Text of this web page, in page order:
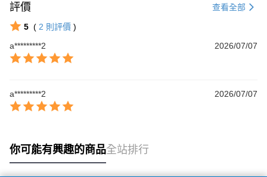
評價 查看全部
5 ( 2 則評價 )
a*********2
2026/07/07
a*********2 2026/07/07
你可能有興趣的商品全站排行